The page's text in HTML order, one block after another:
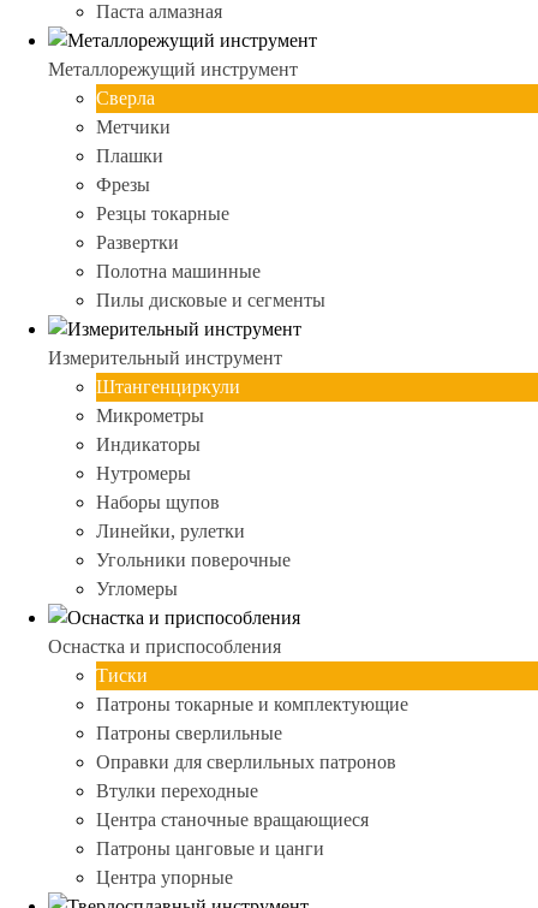
Паста алмазная
Металлорежущий инструмент
Сверла
Метчики
Плашки
Фрезы
Резцы токарные
Развертки
Полотна машинные
Пилы дисковые и сегменты
Измерительный инструмент
Штангенциркули
Микрометры
Индикаторы
Нутромеры
Наборы щупов
Линейки, рулетки
Угольники поверочные
Угломеры
Оснастка и приспособления
Тиски
Патроны токарные и комплектующие
Патроны сверлильные
Оправки для сверлильных патронов
Втулки переходные
Центра станочные вращающиеся
Патроны цанговые и цанги
Центра упорные